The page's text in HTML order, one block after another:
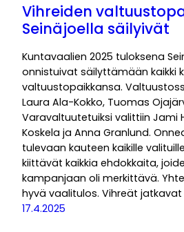
Vihreiden
Seinäjoella säilyivät
Kuntavaalien 2025 tuloksena
onnistuivat säilyttämään kaikki
valtuustopaikkansa.
Laura Ala-Kokko, Tuomas
Varavaltuutetuiksi valittiin Jami
Koskela ja Anna Granlund.
tulevaan kauteen kaikille
kiittävät kaikkia ehdokkaita,
kampanjaan oli merkittävä.
hyvä vaalitulos. Vihreät
17.4.2025